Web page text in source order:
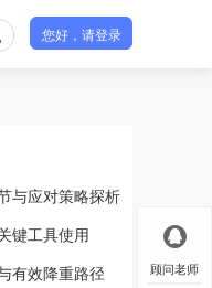
您好，请登录
与应对策略探析
键工具使用
有效降重路径 顾问老师